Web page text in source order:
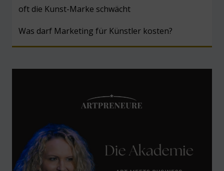
oft die Kunst-Marke schwächt
Was darf Marketing für Künstler kosten?